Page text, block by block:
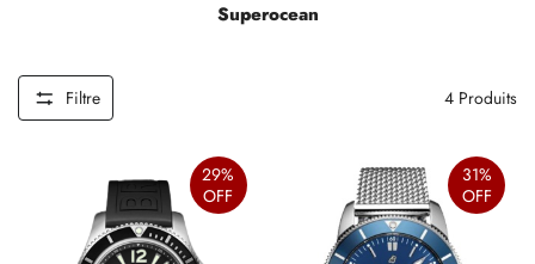
Superocean
Filtre 4 Produits
29%
OFF
31%
OFF